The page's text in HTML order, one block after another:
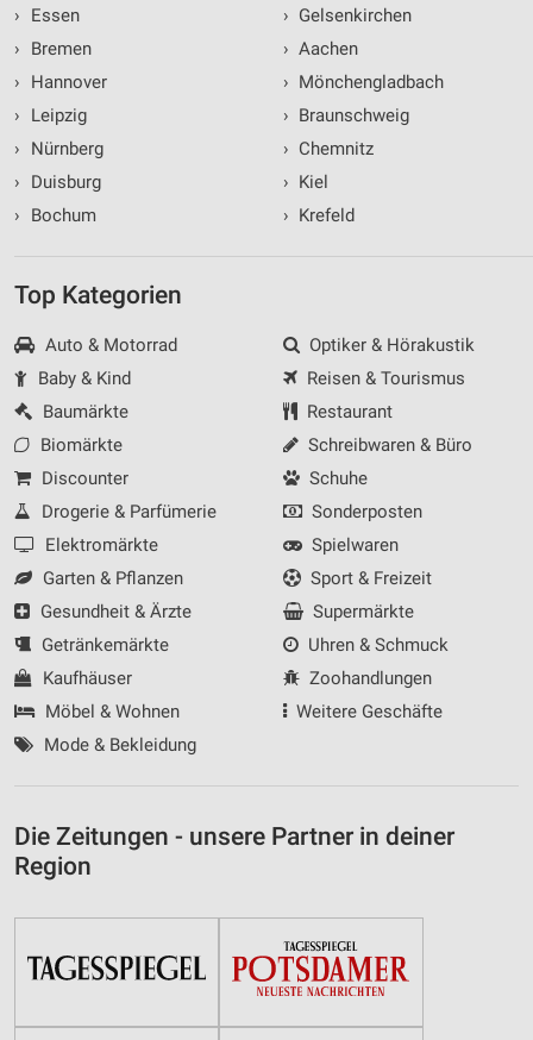
›
Essen
›
Bremen
›
Hannover
›
Leipzig
›
Nürnberg
›
Duisburg
›
Bochum
› Gelsenkirchen
› Aachen
› Mönchengladbach
› Braunschweig
› Chemnitz
› Kiel
› Krefeld
Top Kategorien
Auto & Motorrad
Baby & Kind
Baumärkte
Biomärkte
Discounter
Drogerie & Parfümerie
Elektromärkte
Garten & Pflanzen
Gesundheit & Ärzte
Getränkemärkte
Kaufhäuser
Möbel & Wohnen
Mode & Bekleidung
Optiker & Hörakustik
Reisen & Tourismus
Restaurant
Schreibwaren & Büro
Schuhe
Sonderposten
Spielwaren
Sport & Freizeit
Supermärkte
Uhren & Schmuck
Zoohandlungen
Weitere Geschäfte
Die Zeitungen - unsere Partner in deiner
Region